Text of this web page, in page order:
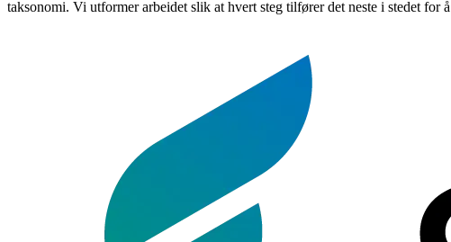
taksonomi. Vi utformer arbeidet slik at hvert steg tilfører det neste i stedet for